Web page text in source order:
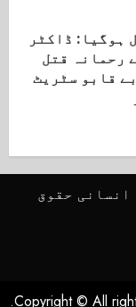
ہوگیا: ڈاکٹر
رحمانہ قتل
قابو سٹریٹ
انسانی حقوق
Copyright © All